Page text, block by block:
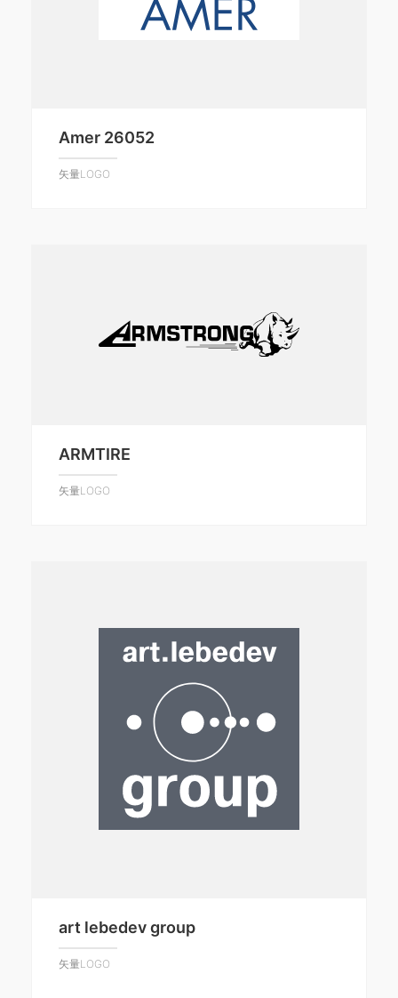
Amer 26052
矢量LOGO
ARMTIRE
矢量LOGO
art lebedev group
矢量LOGO